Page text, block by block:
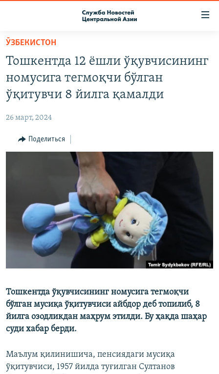
Вернуться
основному
содержанию
Вернутся
главной
навигации
Вернутся
КОНТАКТЫ
НАСТОЯЩЕЕ ВРЕМЯ
МИГРАНТ МЕДИА
ӮЗБЕКИСТОН
Тошкентда 12 ёшли ўқувчисининг
номусига тегмоқчи бўлган
ўқитувчи 8 йилга қамалди
26 март, 2024
Поделиться
Тошкентда ўқувчисининг номусига тегмоқчи
бўлган мусиқа ўқитувчиси айбдор деб топилиб, 8
йилга озодликдан маҳрум этилди. Бу ҳақда шаҳар
суди хабар берди.
Маълум қилинишича, пенсиядаги мусиқа
ўқитувчиси, 1957 йилда туғилган Султанов